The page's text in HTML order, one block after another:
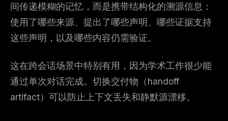
间传递模糊的记忆，而是携带结构化的溯源信息：
使用了哪些来源、提出了哪些声明、哪些证据支持
这些声明，以及哪些内容仍需验证。
这在跨会话场景中特别有用，因为学术工作很少能
通过单次对话完成。切换交付物（handoff
artifact）可以防止上下文丢失和静默源漂移。
THIS WEEK'S DIGEST
MCP pick of the week
Rules & workflow pack
Free · Weekly · 2 min read